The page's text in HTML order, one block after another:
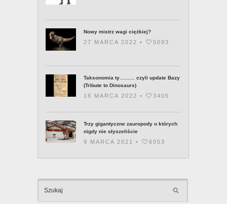
Nowy mistrz wagi ciężkiej?
27 MARCA 2022 • 5093
Taksonomia ty……… czyli update Bazy
(Tribute to Dinosaurs)
16 MARCA 2022 • 3405
Trzy gigantyczne zauropody o których
nigdy nie słyszeliście
9 MARCA 2021 • 6053